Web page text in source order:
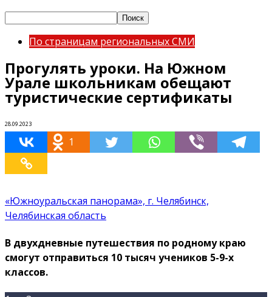
По страницам региональных СМИ
Прогулять уроки. На Южном
Урале школьникам обещают
туристические сертификаты
28.09.2023
1
«Южноуральская панорама», г. Челябинск,
Челябинская область
В двухдневные путешествия по родному краю
смогут отправиться 10 тысяч учеников 5-9-х
классов.